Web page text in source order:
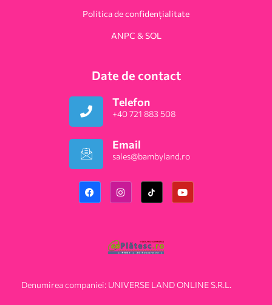
Politica de confidențialitate
ANPC & SOL
Date de contact
Telefon
+40 721 883 508
Email
sales@bambyland.ro​
Denumirea companiei: UNIVERSE LAND ONLINE S.R.L.